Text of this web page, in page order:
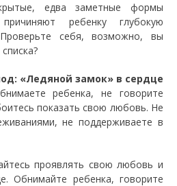
едва заметные формы
ребенку глубокую
себя, возможно, вы
«Ледяной замок» в сердце
ребенка, не говорите
показать свою любовь. Не
не поддерживаете в
проявлять свою любовь и
Обнимайте ребенка, говорите